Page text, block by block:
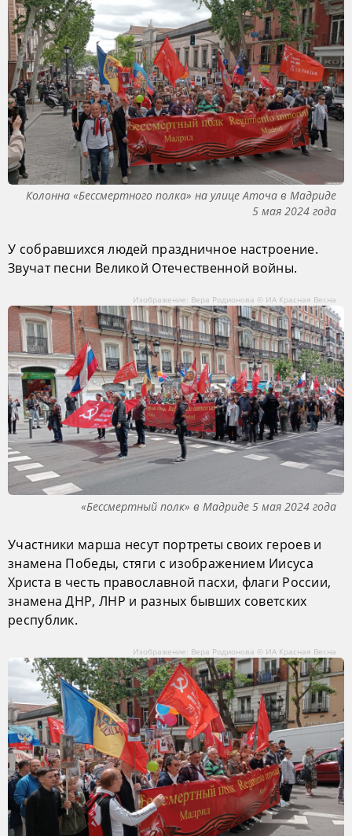
Колонна «Бессмертного полка» на улице Аточа в Мадриде
5 мая 2024 года
У собравшихся людей праздничное настроение.
Звучат песни Великой Отечественной войны.
Изображение: Вера Родионова © ИА Красная Весна
«Бессмертный полк» в Мадриде 5 мая 2024 года
Участники марша несут портреты своих героев и
знамена Победы, стяги с изображением Иисуса
Христа в честь православной пасхи, флаги России,
знамена ДНР, ЛНР и разных бывших советских
республик.
Изображение: Вера Родионова © ИА Красная Весна